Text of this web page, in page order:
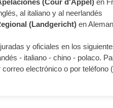
al italiano y al neerlandés
(Landgericht) en
y oficiales en los
- italiano - chino - polaco.
electrónico o por teléfono